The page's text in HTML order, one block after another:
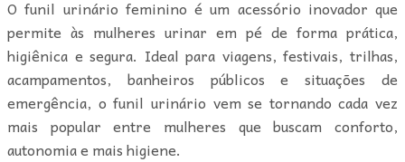
O funil urinário feminino é um acessório inovador que
permite às mulheres urinar em pé de forma prática,
higiênica e segura. Ideal para viagens, festivais, trilhas,
acampamentos, banheiros públicos e situações de
emergência, o funil urinário vem se tornando cada vez
mais popular entre mulheres que buscam conforto,
autonomia e mais higiene.